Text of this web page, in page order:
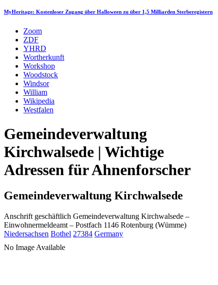
MyHeritage: Kostenloser Zugang über Halloween zu über 1,5 Milliarden Sterberegistern
Zoom
ZDF
YHRD
Wortherkunft
Workshop
Woodstock
Windsor
William
Wikipedia
Westfalen
Gemeindeverwaltung
Kirchwalsede | Wichtige
Adressen für Ahnenforscher
Gemeindeverwaltung Kirchwalsede
Anschrift geschäftlich Gemeindeverwaltung Kirchwalsede –
Einwohnermeldeamt – Postfach 1146 Rotenburg (Wümme)
Niedersachsen Bothel 27384 Germany
No Image Available